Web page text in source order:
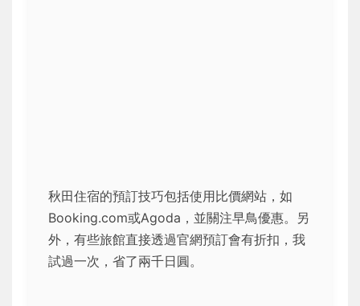
秋田住宿的預訂技巧包括使用比價網站，如
Booking.com或Agoda，並關注早鳥優惠。另
外，有些旅館直接透過官網預訂會有折扣，我
試過一次，省了兩千日圓。